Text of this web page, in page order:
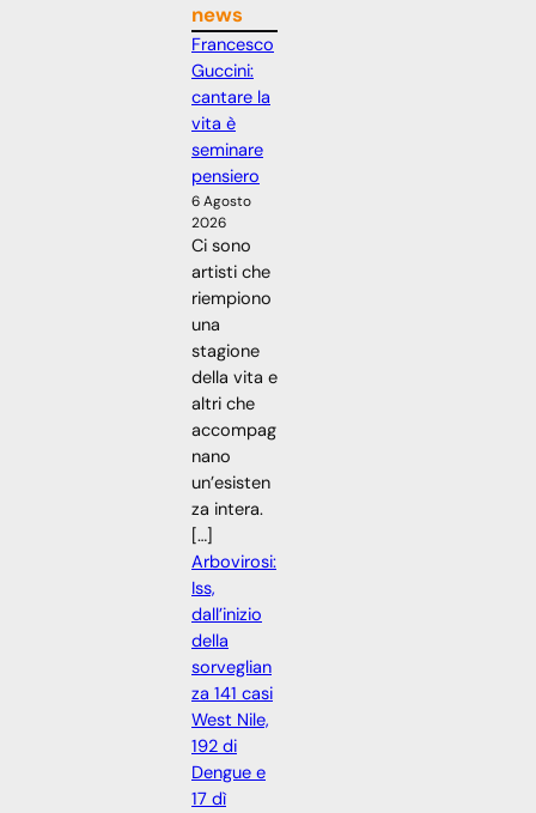
news
Francesco
Guccini:
cantare la
vita è
seminare
pensiero
6 Agosto
2026
Ci sono
artisti che
riempiono
una
stagione
della vita e
altri che
accompag
nano
un’esisten
za intera.
[…]
Arbovirosi:
Iss,
dall’inizio
della
sorveglian
za 141 casi
West Nile,
192 di
Dengue e
17 dì